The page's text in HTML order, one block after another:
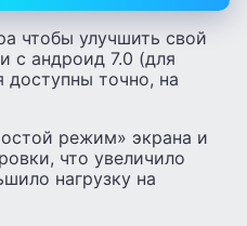
чтобы улучшить свой
с андроид 7.0 (для
доступны точно, на
режим» экрана и
что увеличило
нагрузку на